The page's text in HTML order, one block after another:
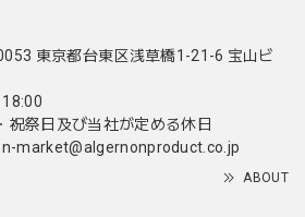
東京都台東区浅草橋1-21-6 宝山ビ
祝祭日及び当社が定める休日
market@algernonproduct.co.jp
ABOUT